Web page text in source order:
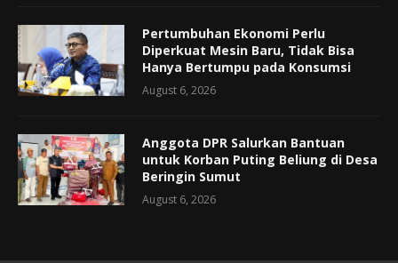
Pertumbuhan Ekonomi Perlu
Diperkuat Mesin Baru, Tidak Bisa
Hanya Bertumpu pada Konsumsi
August 6, 2026
Anggota DPR Salurkan Bantuan
untuk Korban Puting Beliung di Desa
Beringin Sumut
August 6, 2026